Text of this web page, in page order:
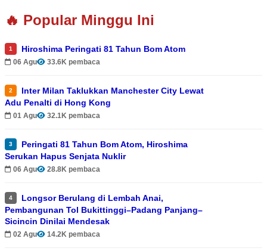
🔥 Popular Minggu Ini
1 Hiroshima Peringati 81 Tahun Bom Atom
06 Agu 33.6K pembaca
2
Inter Milan Taklukkan Manchester City Lewat
Adu Penalti di Hong Kong
01 Agu 32.1K pembaca
3
Peringati 81 Tahun Bom Atom, Hiroshima
Serukan Hapus Senjata Nuklir
06 Agu 28.8K pembaca
4
Longsor Berulang di Lembah Anai,
Pembangunan Tol Bukittinggi–Padang Panjang–
Sicincin Dinilai Mendesak
02 Agu 14.2K pembaca